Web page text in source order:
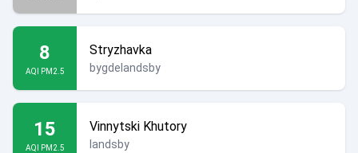
8
AQI PM2.5
Stryzhavka
bygdelandsby
15
AQI PM2.5
Vinnytski Khutory
landsby